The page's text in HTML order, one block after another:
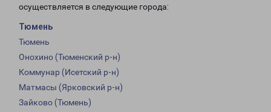
осуществляется в следующие города:
Тюмень
Тюмень
Онохино (Тюменский р-н)
Коммунар (Исетский р-н)
Матмасы (Ярковский р-н)
Зайково (Тюмень)